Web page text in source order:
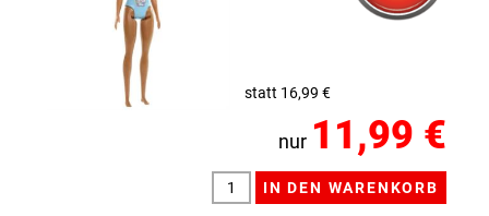
statt 16,99 €
nur 11,99 €